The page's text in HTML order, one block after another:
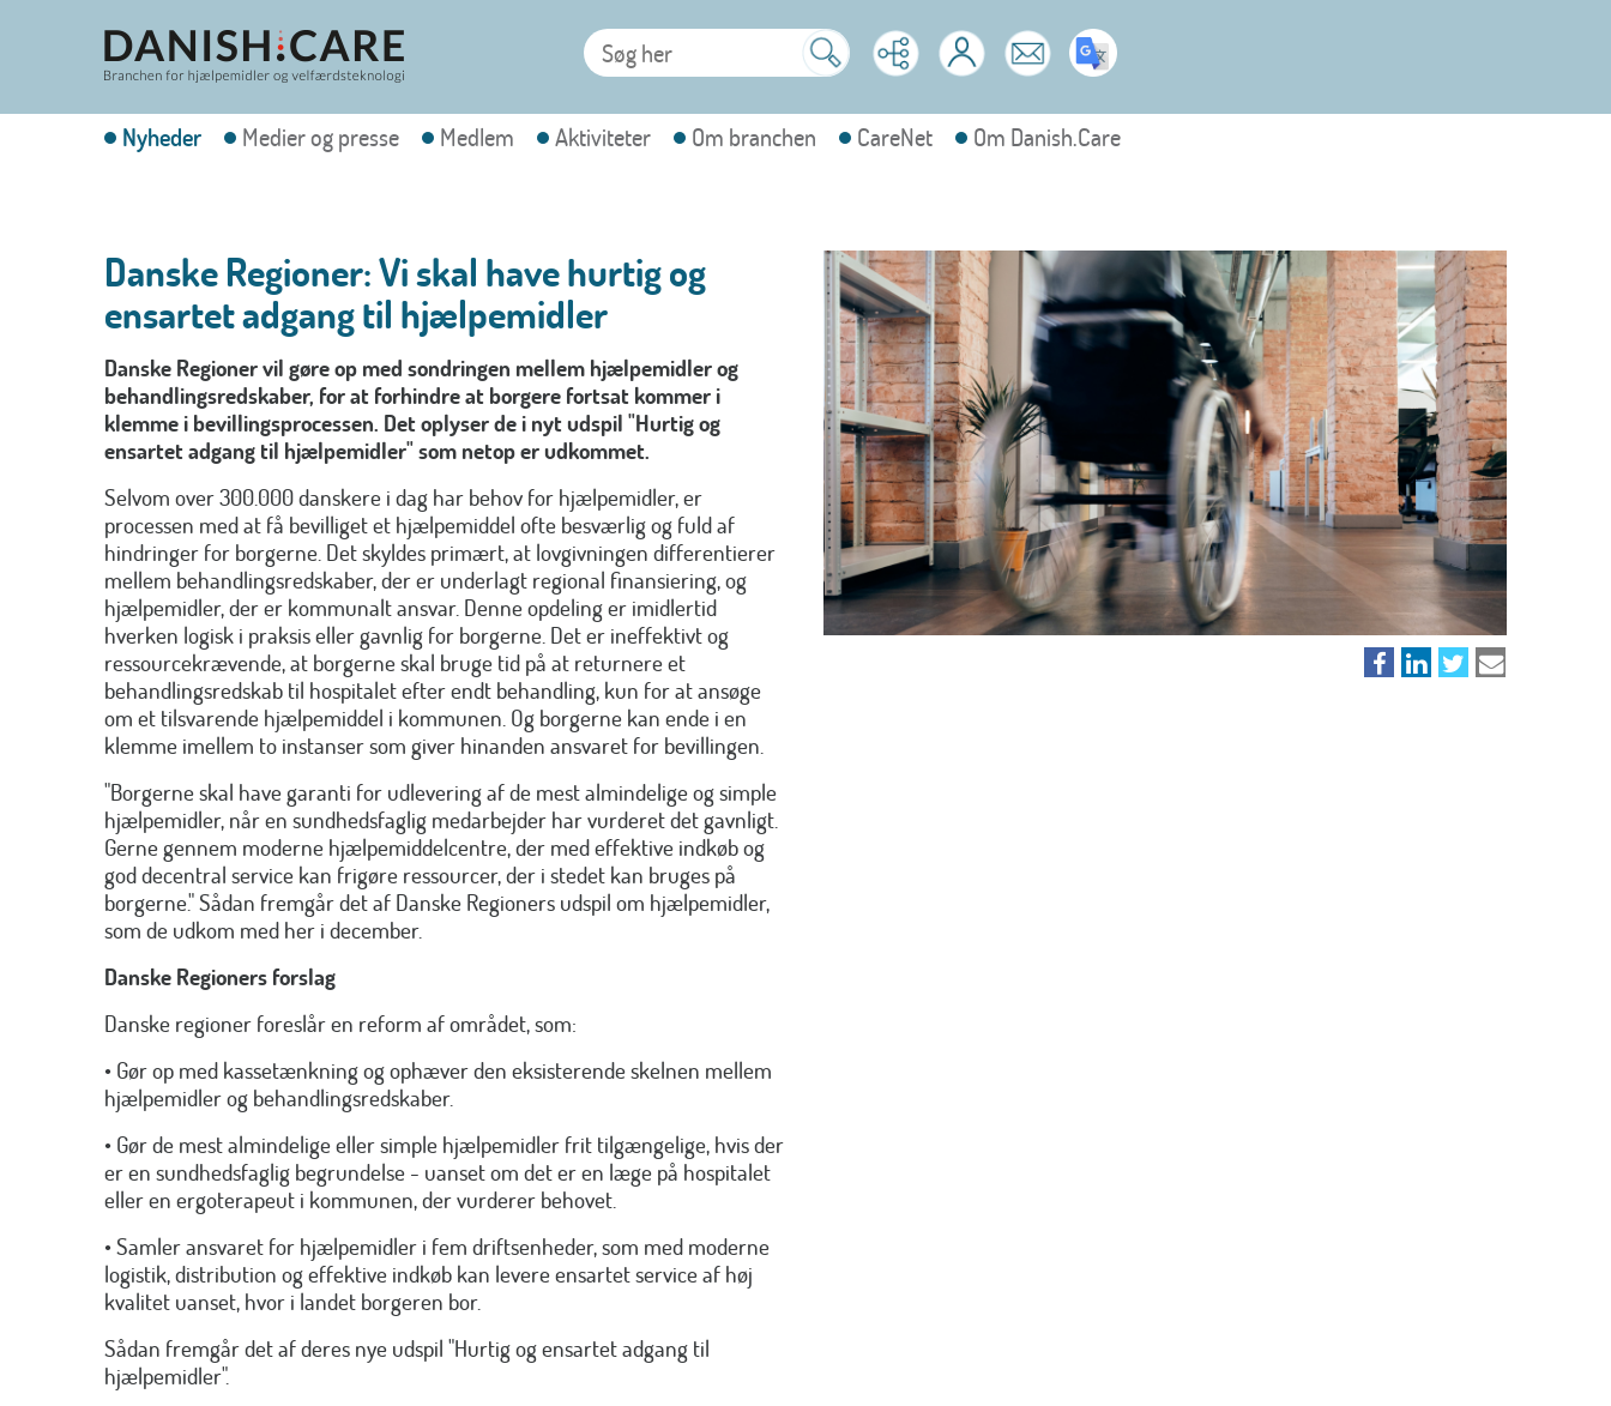
Nyheder Medier og presse Medlem Aktiviteter Om branchen CareNet Om Danish.Care
Danske Regioner: Vi skal have hurtig og
ensartet adgang til hjælpemidler
Danske Regioner vil gøre op med sondringen mellem hjælpemidler og
behandlingsredskaber, for at forhindre at borgere fortsat kommer i
klemme i bevillingsprocessen. Det oplyser de i nyt udspil "Hurtig og
ensartet adgang til hjælpemidler" som netop er udkommet.
Selvom over 300.000 danskere i dag har behov for hjælpemidler, er
processen med at få bevilliget et hjælpemiddel ofte besværlig og fuld af
hindringer for borgerne. Det skyldes primært, at lovgivningen differentierer
mellem behandlingsredskaber, der er underlagt regional finansiering, og
hjælpemidler, der er kommunalt ansvar. Denne opdeling er imidlertid
hverken logisk i praksis eller gavnlig for borgerne. Det er ineffektivt og
ressourcekrævende, at borgerne skal bruge tid på at returnere et
behandlingsredskab til hospitalet efter endt behandling, kun for at ansøge
om et tilsvarende hjælpemiddel i kommunen. Og borgerne kan ende i en
klemme imellem to instanser som giver hinanden ansvaret for bevillingen.
"Borgerne skal have garanti for udlevering af de mest almindelige og simple
hjælpemidler, når en sundhedsfaglig medarbejder har vurderet det gavnligt.
Gerne gennem moderne hjælpemiddelcentre, der med effektive indkøb og
god decentral service kan frigøre ressourcer, der i stedet kan bruges på
borgerne." Sådan fremgår det af Danske Regioners udspil om hjælpemidler,
som de udkom med her i december.
Danske Regioners forslag
Danske regioner foreslår en reform af området, som:
• Gør op med kassetænkning og ophæver den eksisterende skelnen mellem
hjælpemidler og behandlingsredskaber.
• Gør de mest almindelige eller simple hjælpemidler frit tilgængelige, hvis der
er en sundhedsfaglig begrundelse - uanset om det er en læge på hospitalet
eller en ergoterapeut i kommunen, der vurderer behovet.
• Samler ansvaret for hjælpemidler i fem driftsenheder, som med moderne
logistik, distribution og effektive indkøb kan levere ensartet service af høj
kvalitet uanset, hvor i landet borgeren bor.
Sådan fremgår det af deres nye udspil "Hurtig og ensartet adgang til
hjælpemidler".